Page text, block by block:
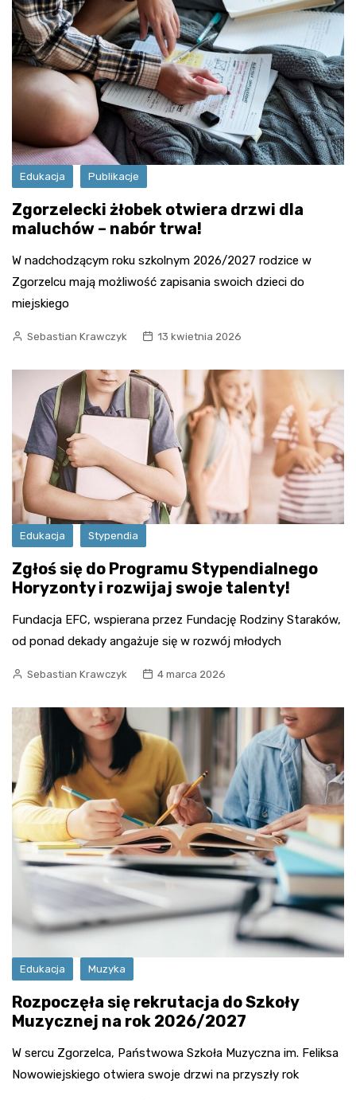
Edukacja Publikacje
Zgorzelecki żłobek otwiera drzwi dla
maluchów – nabór trwa!
W nadchodzącym roku szkolnym 2026/2027 rodzice w
Zgorzelcu mają możliwość zapisania swoich dzieci do
miejskiego
Sebastian Krawczyk 13 kwietnia 2026
Edukacja Stypendia
Zgłoś się do Programu Stypendialnego
Horyzonty i rozwijaj swoje talenty!
Fundacja EFC, wspierana przez Fundację Rodziny Staraków,
od ponad dekady angażuje się w rozwój młodych
Sebastian Krawczyk 4 marca 2026
Edukacja Muzyka
Rozpoczęła się rekrutacja do Szkoły
Muzycznej na rok 2026/2027
W sercu Zgorzelca, Państwowa Szkoła Muzyczna im. Feliksa
Nowowiejskiego otwiera swoje drzwi na przyszły rok